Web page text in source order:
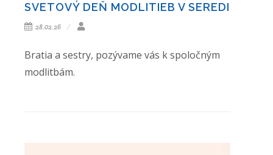
SVETOVÝ DEŇ MODLITIEB V SEREDI
28.02.26
Bratia a sestry, pozývame vás k spoločným
modlitbám.